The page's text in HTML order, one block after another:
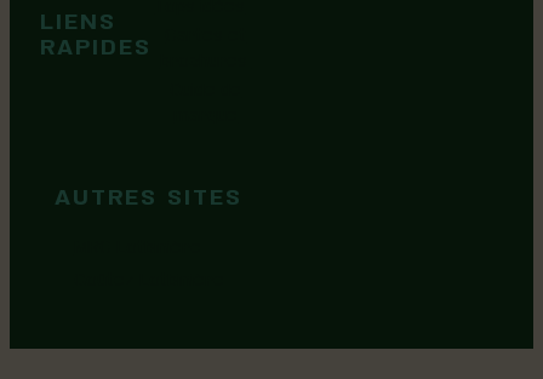
LIENS
RAPIDES
AUTRES SITES